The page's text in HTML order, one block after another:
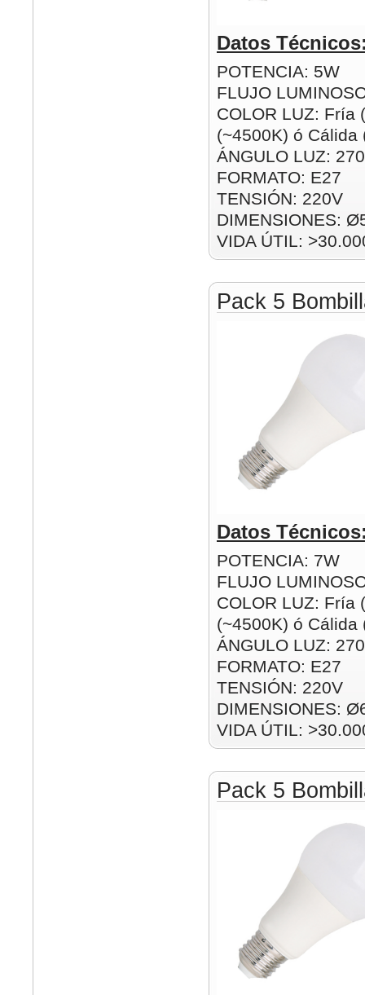
Datos
POTENCIA: 5W
FLUJO
COLOR LUZ: Fría
(~4500K) ó Cálida
ÁNGULO LUZ:
FORMATO: E27
TENSIÓN: 220V
DIMENSIONES:
VIDA ÚTIL:
Pack 5
Datos
POTENCIA: 7W
FLUJO
COLOR LUZ: Fría
(~4500K) ó Cálida
ÁNGULO LUZ:
FORMATO: E27
TENSIÓN: 220V
DIMENSIONES:
VIDA ÚTIL:
Pack 5